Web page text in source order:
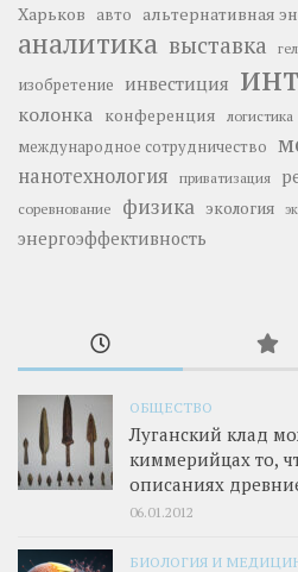
Харьков авто альтернативная
аналитика выставка
изобретение инвестиция
колонка конференция логистика
международное сотрудничество
нанотехнология приватизация
соревнование физика экология
энергоэффективность
ОБЩЕСТВО
Луганский клад
киммерийцах то,
описаниях
06.01.2012
БИОЛОГИЯ И